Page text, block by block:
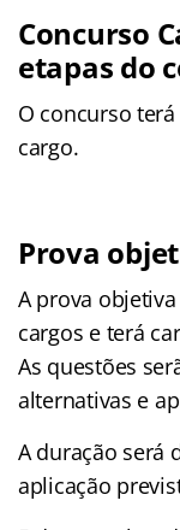
Concurso
etapas do
O concurso
cargo.
Prova
A prova
cargos e terá
As questões
alternativas e
A duração será
aplicação